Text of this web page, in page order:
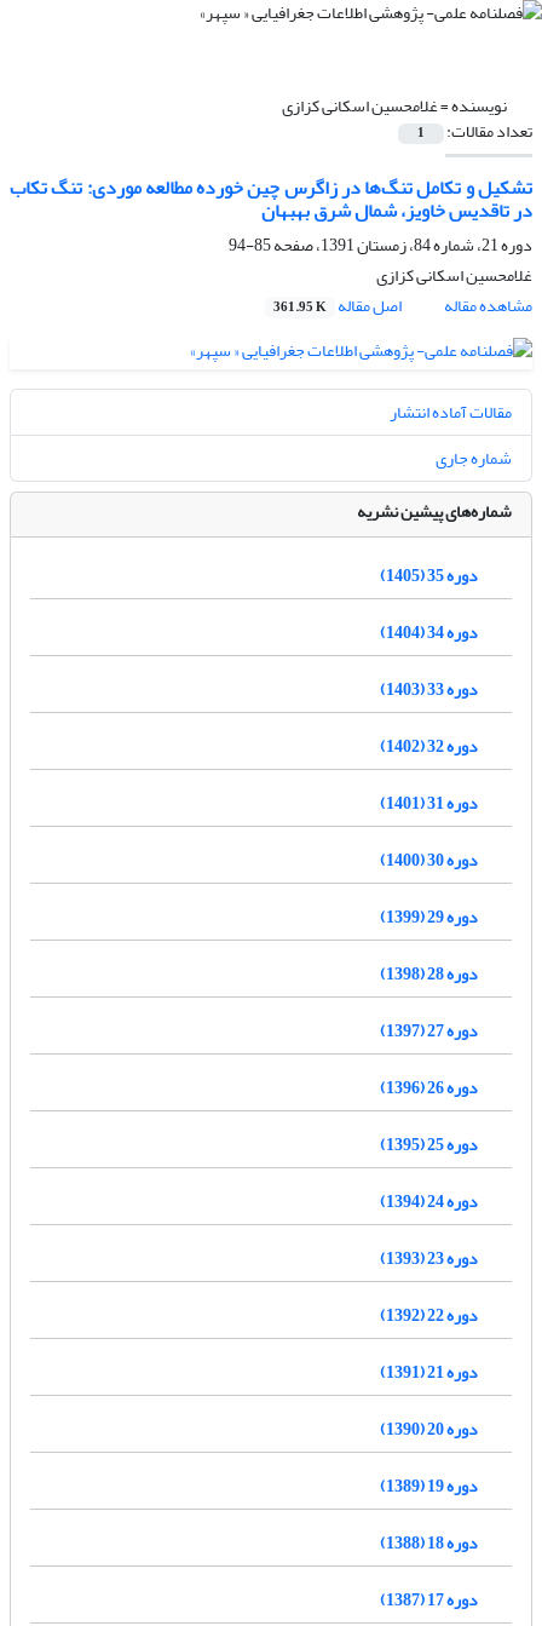
نویسنده =غلامحسین اسکانی کزازی
تعداد مقالات: 1
تشکیل و تکامل تنگ‌ها در زاگرس چین خورده مطالعه موردی: تنگ تکاب
در تاقدیس خاویز، شمال شرق بهبهان
دوره 21، شماره 84، زمستان 1391، صفحه
85-94
غلامحسین اسکانی کزازی
مشاهده مقاله
اصل مقاله 361.95 K
مقالات آماده انتشار
شماره جاری
شماره‌های پیشین نشریه
دوره 35 (1405)
دوره 34 (1404)
دوره 33 (1403)
دوره 32 (1402)
دوره 31 (1401)
دوره 30 (1400)
دوره 29 (1399)
دوره 28 (1398)
دوره 27 (1397)
دوره 26 (1396)
دوره 25 (1395)
دوره 24 (1394)
دوره 23 (1393)
دوره 22 (1392)
دوره 21 (1391)
دوره 20 (1390)
دوره 19 (1389)
دوره 18 (1388)
دوره 17 (1387)